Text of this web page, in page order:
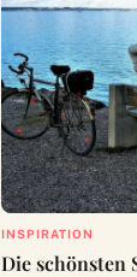
INSPIRATION
Die schönsten